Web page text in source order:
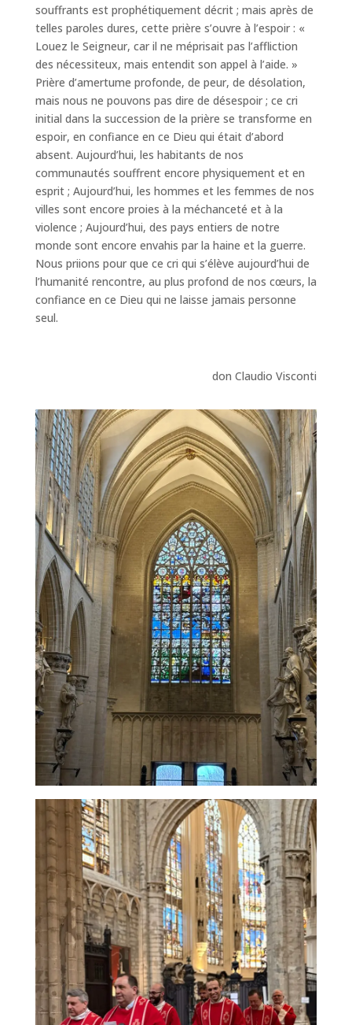
souffrants est prophétiquement décrit ; mais après de
telles paroles dures, cette prière s’ouvre à l’espoir : «
Louez le Seigneur, car il ne méprisait pas l’affliction
des nécessiteux, mais entendit son appel à l’aide. »
Prière d’amertume profonde, de peur, de désolation,
mais nous ne pouvons pas dire de désespoir ; ce cri
initial dans la succession de la prière se transforme en
espoir, en confiance en ce Dieu qui était d’abord
absent. Aujourd’hui, les habitants de nos
communautés souffrent encore physiquement et en
esprit ; Aujourd’hui, les hommes et les femmes de nos
villes sont encore proies à la méchanceté et à la
violence ; Aujourd’hui, des pays entiers de notre
monde sont encore envahis par la haine et la guerre.
Nous priions pour que ce cri qui s’élève aujourd’hui de
l’humanité rencontre, au plus profond de nos cœurs, la
confiance en ce Dieu qui ne laisse jamais personne
seul.
don Claudio Visconti